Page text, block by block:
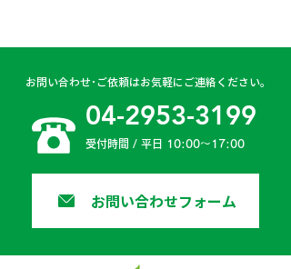
お問い合わせ･ご依頼はお気軽にご連絡ください。
04-2953-3199
受付時間 / 平日 10:00〜17:00
お問い合わせフォーム